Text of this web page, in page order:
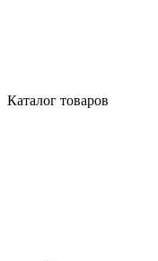
Каталог товаров